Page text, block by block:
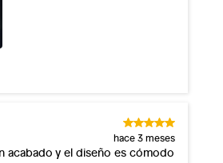
hace 3 meses
acabado y el diseño es cómodo